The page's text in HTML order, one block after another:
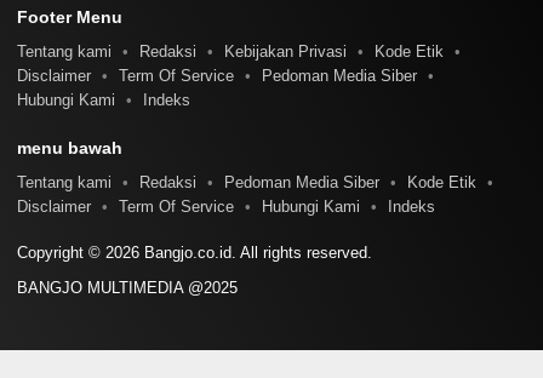
Footer Menu
Tentang kami Redaksi Kebijakan Privasi
Kode Etik
Disclaimer
Term Of Service
Pedoman Media Siber
Hubungi Kami
Indeks
menu bawah
Tentang kami Redaksi Pedoman Media Siber
Kode Etik
Disclaimer
Term Of Service Hubungi Kami Indeks
Copyright © 2026 Bangjo.co.id. All rights reserved.
BANGJO MULTIMEDIA @2025